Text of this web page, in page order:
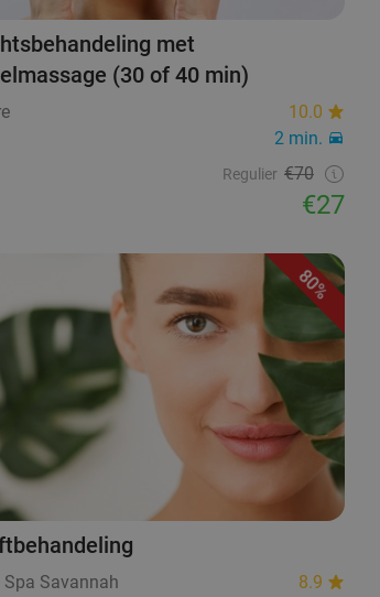
met
(30 of 40 min)
10.0
2 min.
Regulier €70
€27
80%
Spa Savannah
8.9